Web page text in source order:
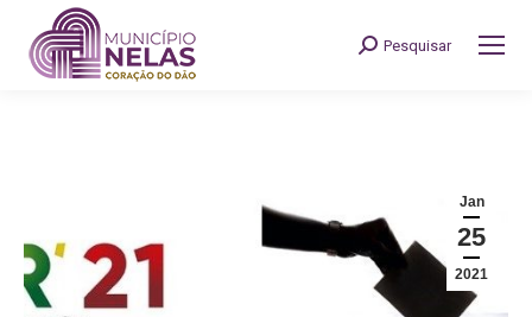
Search:
Pesquisar
Jan
25
2021